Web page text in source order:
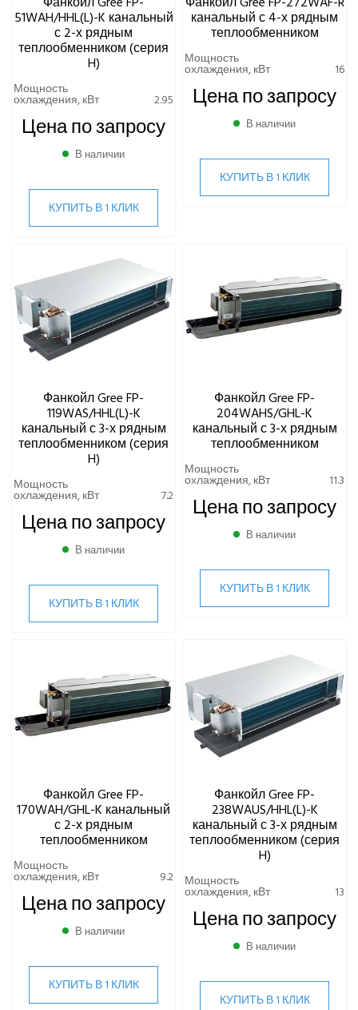
51WAH/HHL(L)-K канальный
с 2-х рядным
теплообменником (серия
H)
Мощность
охлаждения, кВт 2.95
Цена по запросу
В наличии
КУПИТЬ В 1 КЛИК
канальный с 4-х рядным
теплообменником
Мощность
охлаждения, кВт 16
Цена по запросу
В наличии
КУПИТЬ В 1 КЛИК
Фанкойл Gree FP-
119WAS/HHL(L)-K
канальный с 3-х рядным
теплообменником (серия
H)
Мощность
охлаждения, кВт 7.2
Цена по запросу
В наличии
КУПИТЬ В 1 КЛИК
Фанкойл Gree FP-
204WAHS/GHL-K
канальный с 3-х рядным
теплообменником
Мощность
охлаждения, кВт 11.3
Цена по запросу
В наличии
КУПИТЬ В 1 КЛИК
Фанкойл Gree FP-
170WAH/GHL-K канальный
с 2-х рядным
теплообменником
Мощность
охлаждения, кВт 9.2
Цена по запросу
В наличии
КУПИТЬ В 1 КЛИК
Фанкойл Gree FP-
238WAUS/HHL(L)-K
канальный с 3-х рядным
теплообменником (серия
H)
Мощность
охлаждения, кВт 13
Цена по запросу
В наличии
КУПИТЬ В 1 КЛИК